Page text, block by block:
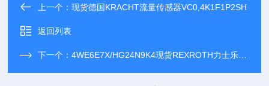
上一个：现货德国KRACHT流量传感器VC0,4K1F1P2SH
返回列表
下一个：4WE6E7X/HG24N9K4现货REXROTH力士乐R901087087方向滑阀门